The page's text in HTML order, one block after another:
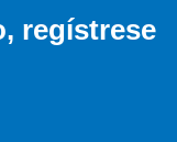
regístrese